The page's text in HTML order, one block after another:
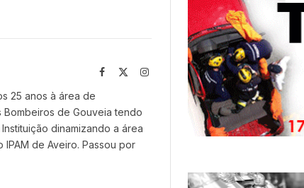
Facebook Instagram
25 anos à área de
de Gouveia tendo
dinamizando a área
de Aveiro. Passou por